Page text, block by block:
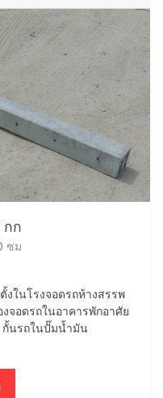
กก
ซม
ในโรงจอดรถห้างสรรพ
จอดรถในอาคารพักอาศัย
กั้นรถในปั๊มน้ำมัน